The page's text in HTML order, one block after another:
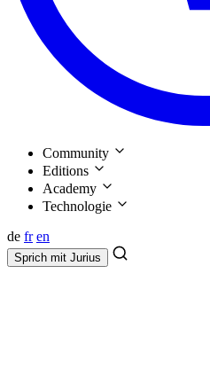
Community
Editions
Academy
Technologie
de fr en
Sprich mit Jurius